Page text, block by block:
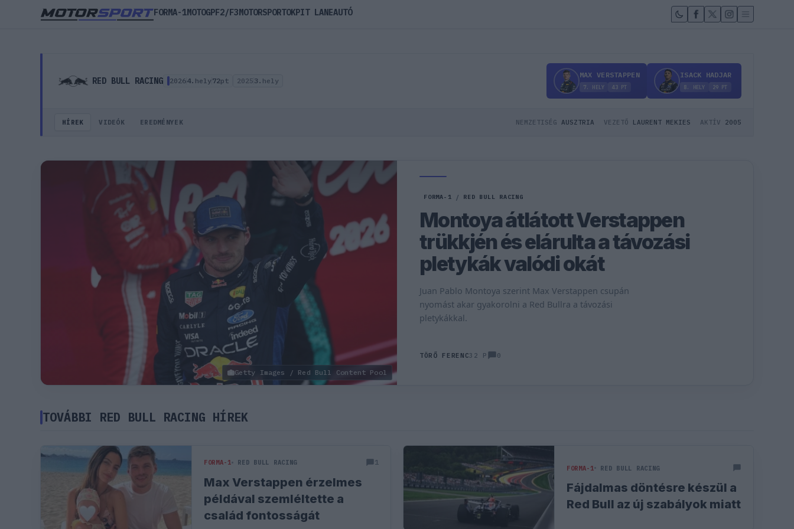
RED BULL RACING 20264. hely72pt 2025 3. hely
MAX VERSTAPPEN
7. HELY 43PT
ISACK HADJAR
8. HELY 29 PT
HÍREK VIDEÓK EREDMÉNYEK NEMZETISÉG AUSZTRIA VEZETŐ LAURENT MEKIES AKTÍV 2005
Getty Images / Red Bull Content Pool
FORMA-1 / RED BULL RACING
Montoya átlátott Verstappen
trükkjén és elárulta a távozási
pletykák valódi okát
Juan Pablo Montoya szerint Max Verstappen csupán
nyomást akar gyakorolni a Red Bullra a távozási
pletykákkal.
TÖRŐ FERENC32 P 0
TOVÁBBI RED BULL RACING HÍREK
FORMA-1 RED BULL RACING 1
Max Verstappen érzelmes
példával szemléltette a
család fontosságát
FORMA-1 RED BULL RACING
Fájdalmas döntésre készül a
Red Bull az új szabályok miatt
FORMA-1MOTOGPF2/F3MOTORSPORTOKPIT LANEAUTÓ